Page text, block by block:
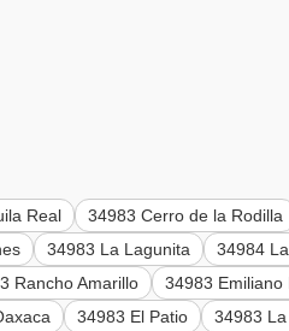
Real
34983 Cerro de la Rodilla
34983 La Lagunita
34984
Rancho Amarillo
34983 Emiliano
34983 El Patio 34983